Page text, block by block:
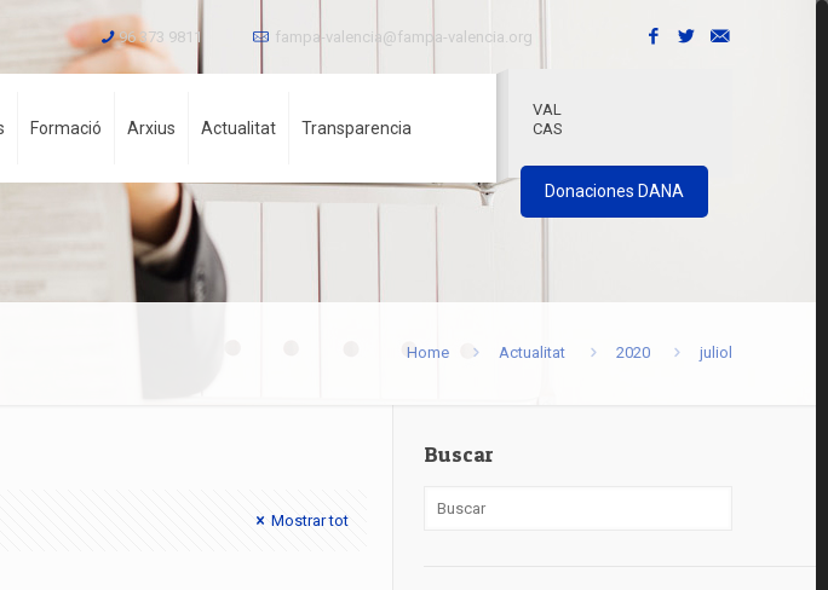
96 373 9811 fampa-valencia@fampa-valencia.org
Formació Arxius Actualitat Transparencia
VAL
CAS
Donaciones DANA
Home Actualitat 2020 juliol
Mostrar tot
Buscar